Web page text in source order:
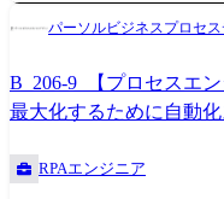
AIエージェントなどを活用し
ェクトも増加中。 最先端の技
習得できる環境です。 【プロジェクト例】 ・大手専門商社向け:営業部
理・人事など管理部門の膨大
パーソルビジネスプロセ
B_206-9_【プロセスエ
最大化するために自動
RPAエンジニア